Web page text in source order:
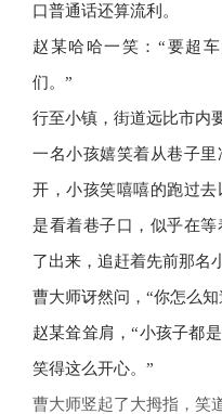
口普通话还算流利。
赵某哈哈一笑：“要超
们。”
行至小镇，街道远比市内
一名小孩嬉笑着从巷子
开，小孩笑嘻嘻的跑过
是看着巷子口，似乎在
了出来，追赶着先前那名
曹大师讶然问，“你怎么
赵某耸耸肩，“小孩子都
笑得这么开心。”
曹大师竖起了大拇指，笑